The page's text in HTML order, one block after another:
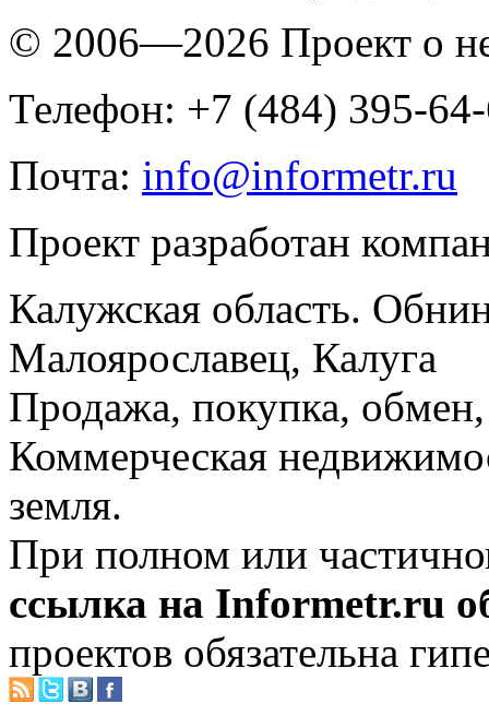
© 2006—2026 Проект о
Телефон: +7 (484) 395-
Почта: info@informetr.ru
Проект разработан
Калужская область.
Малоярославец, Калуга
Продажа, покупка, обмен,
Коммерческая
земля.
При полном или
ссылка на Informetr.ru
проектов обязательна